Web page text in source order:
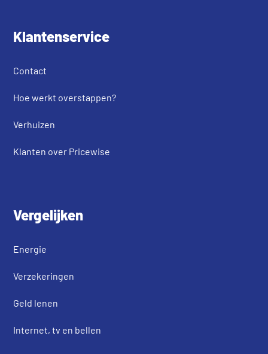
Klantenservice
Contact
Hoe werkt overstappen?
Verhuizen
Klanten over Pricewise
Vergelijken
Energie
Verzekeringen
Geld lenen
Internet, tv en bellen